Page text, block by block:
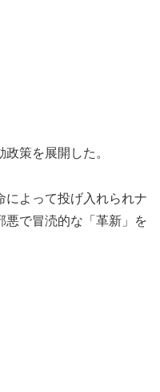
策を展開した。
によって投げ入れられナ
悪で冒涜的な「革新」を